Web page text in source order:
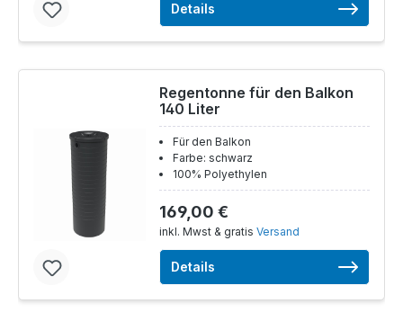
Details
Regentonne für den Balkon
140 Liter
Für den Balkon
Farbe: schwarz
100% Polyethylen
169,00 €
inkl. Mwst & gratis Versand
Details